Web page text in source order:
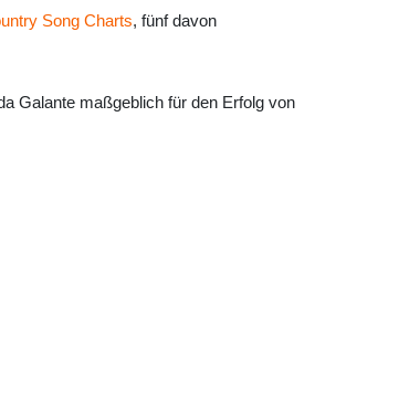
Song Charts, fünf davon
Galante maßgeblich für den Erfolg von